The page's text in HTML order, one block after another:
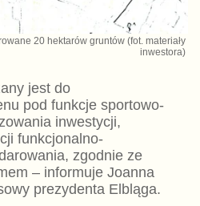
20 hektarów gruntów (fot. materiały
inwestora)
jest do
pod funkcje sportowo-
inwestycji,
funkcjonalno-
zgodnie ze
– informuje Joanna
prezydenta Elbląga.